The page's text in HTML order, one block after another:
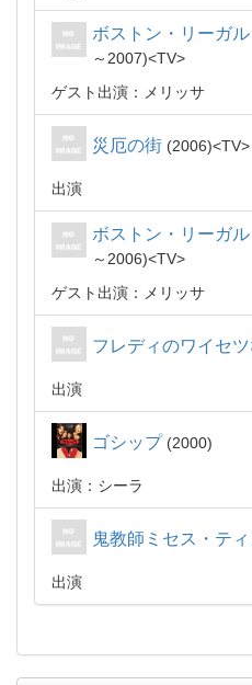
ボストン・リーガ
～2007
TV
ゲスト出演：メリッサ
災厄の街 2006 TV
出演
ボストン・リーガ
～2006
TV
ゲスト出演：メリッサ
フレディのワイセ
出演
ゴシップ 2000
出演：シーラ
鬼教師ミセス・テ
出演